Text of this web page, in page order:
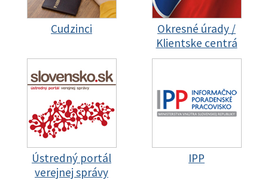
Cudzinci
Okresné úrady /
Klientske centrá
Ústredný portál
verejnej správy
IPP